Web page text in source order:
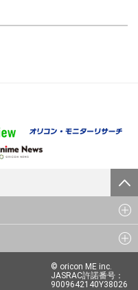
© oricon ME inc.
JASRAC許諾番号：
9009642140Y38026